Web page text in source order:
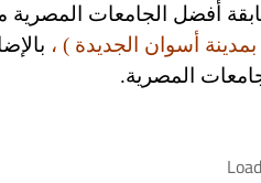
أفضل الجامعات المصرية
أسوان الجديدة ) ،
المصرية.